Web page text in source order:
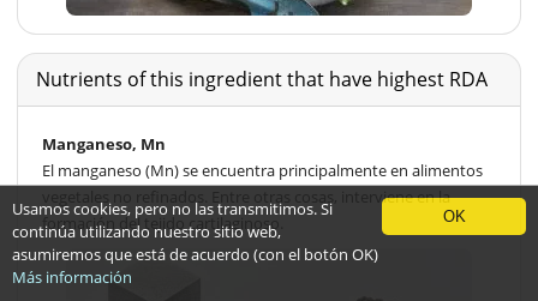
Nutrients of this ingredient that have highest RDA
Manganeso, Mn
El manganeso (Mn) se encuentra principalmente en alimentos
vegetales no refinados. Entre otras cosas, interviene en la
formación del tejido cartilaginoso.
OK
Usamos cookies, pero no las transmitimos. Si
continúa utilizando nuestro sitio web,
asumiremos que está de acuerdo (con el botón OK)
Más información